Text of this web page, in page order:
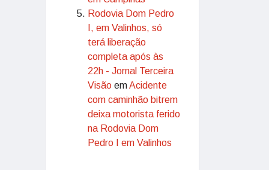
Rodovia Dom Pedro
I, em Valinhos, só
terá liberação
completa após às
22h - Jornal Terceira
Visão emAcidente
com caminhão bitrem
deixa motorista ferido
na Rodovia Dom
Pedro I em Valinhos